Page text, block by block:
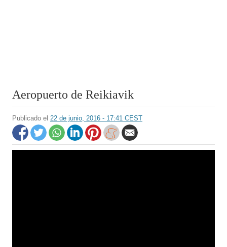
Aeropuerto de Reikiavik
Publicado el 22 de junio, 2016 - 17:41 CEST